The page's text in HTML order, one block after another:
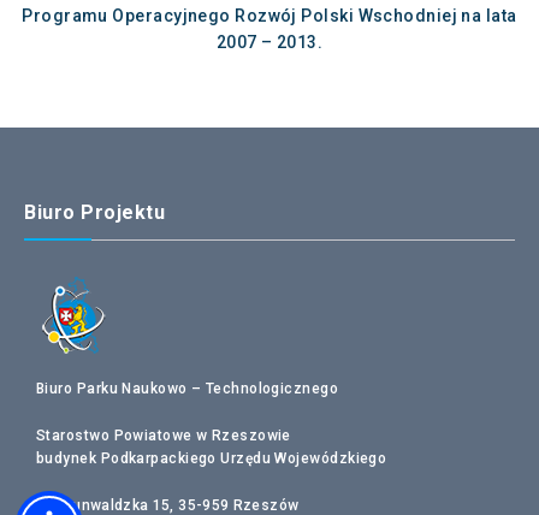
Programu Operacyjnego Rozwój Polski Wschodniej na lata
2007 – 2013.
Biuro Projektu
Biuro Parku Naukowo – Technologicznego
Starostwo Powiatowe w Rzeszowie
budynek Podkarpackiego Urzędu Wojewódzkiego
ul. Grunwaldzka 15, 35-959 Rzeszów